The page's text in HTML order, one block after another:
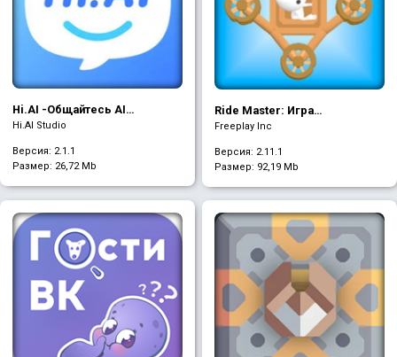
Hi.AI -Общайтесь AI
персонаж
Hi.AI Studio
Версия: 2.1.1
Размер: 26,72 Mb
Ride Master: Игра
Конструктор
Freeplay Inc
Версия: 2.11.1
Размер: 92,19 Mb